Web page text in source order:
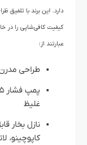
دارد. این برند با تلفیق
کیفیت کافی‌شاپی را در
عبارتند از:
طراحی
غلیظ
نازل بخار
کاپوچینو،